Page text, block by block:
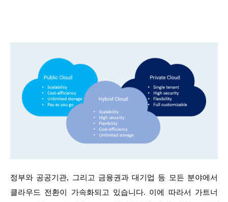
정부와 공공기관, 그리고 금융권과 대기업 등 모든 분야에서
클라우드 전환이 가속화되고 있습니다. 이에 따라서 가트너